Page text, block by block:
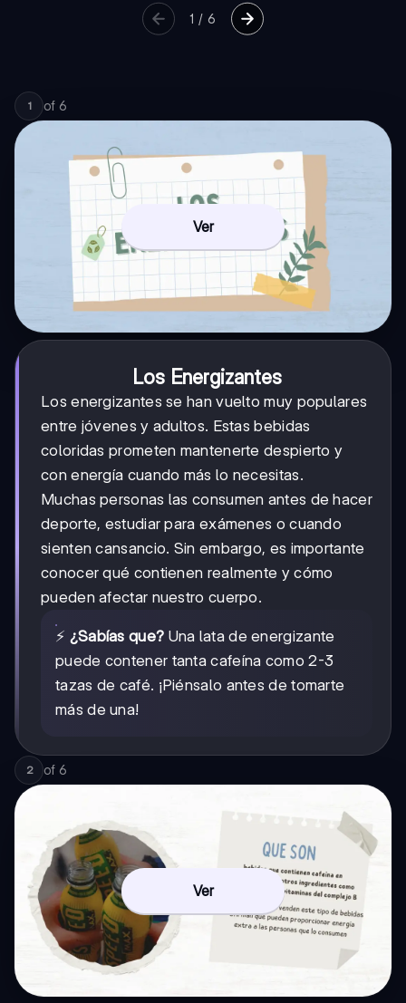
1 /6
1 of 6
Ver
Los Energizantes
Los energizantes se han vuelto muy populares
entre jóvenes y adultos. Estas bebidas
coloridas prometen mantenerte despierto y
con energía cuando más lo necesitas.
Muchas personas las consumen antes de hacer
deporte, estudiar para exámenes o cuando
sienten cansancio. Sin embargo, es importante
conocer qué contienen realmente y cómo
pueden afectar nuestro cuerpo.
⚡ ¿Sabías que? Una lata de energizante
puede contener tanta cafeína como 2-3
tazas de café. ¡Piénsalo antes de tomarte
más de una!
2 of 6
Ver